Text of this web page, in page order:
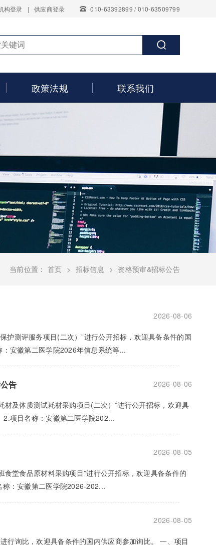
构登录 | 供应商登录 010-63392899 / 010-63509799
政策法规 联系我们
当前位置： 首页 招标信息 资格预审&招标公告
2026-08-06
护测评服务项目(二次）”进行公开招标，欢迎具备条件的国
安徽第二医学院2026年信息系统等...
告 2026-08-06
及体质测试耗材采购项目(二次）”进行公开招标，欢迎具
项目名称：安徽第二医学院202...
2026-08-05
堂食品原材料采购项目”进行公开招标，欢迎具备条件的
：安徽第二医学院2026-202...
2026-08-05
行询比，欢迎具备条件的国内供应商参加询比。 一、项目